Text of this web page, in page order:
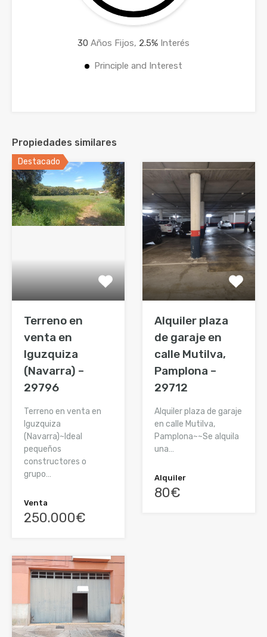
30 Años Fijos, 2.5% Interés
Principle and Interest
Propiedades similares
Destacado
Terreno en
venta en
Iguzquiza
(Navarra) –
29796
Terreno en venta en
Iguzquiza
(Navarra)~Ideal
pequeños
constructores o
grupo…
Venta
250.000€
Alquiler plaza
de garaje en
calle Mutilva,
Pamplona –
29712
Alquiler plaza de garaje
en calle Mutilva,
Pamplona~~Se alquila
una…
Alquiler
80€